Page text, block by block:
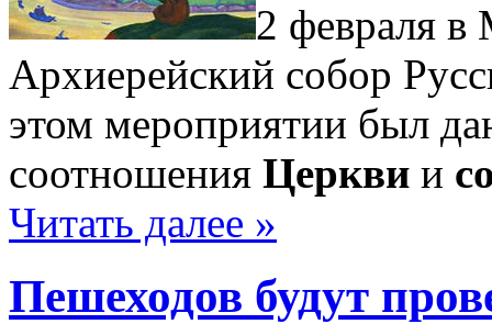
2 февраля в
Архиерейский собор
этом мероприятии был
соотношения Церкви и
Читать далее »
Пешеходов будут